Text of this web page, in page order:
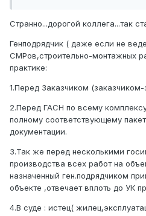
Странно...дорогой коллега...так
Генподрядчик ( даже если не
СМРов,строительно-монтажных
практике:
1.Перед Заказчиком
2.Перед ГАСН по всему
полному соответствующему
документации.
3.Так же перед несколькими
производства всех работ на
назначенный ген.подрядчиком
объекте ,отвечает вплоть до УК
4.В суде : истец(